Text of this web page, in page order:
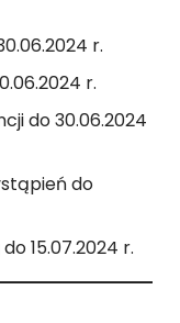
r.
r.
do 30.06.2024
do
15.07.2024 r.